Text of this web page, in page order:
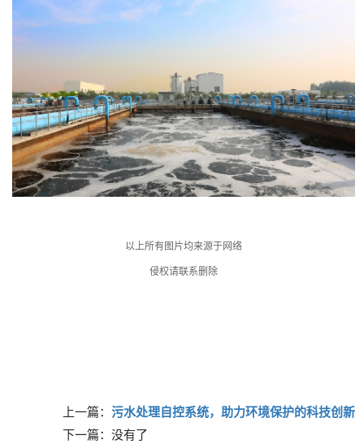
以上所有图片均来源于网络
侵权请联系删除
上一篇： 污水处理自控系统，助力环境保护的科技创新
下一篇：没有了